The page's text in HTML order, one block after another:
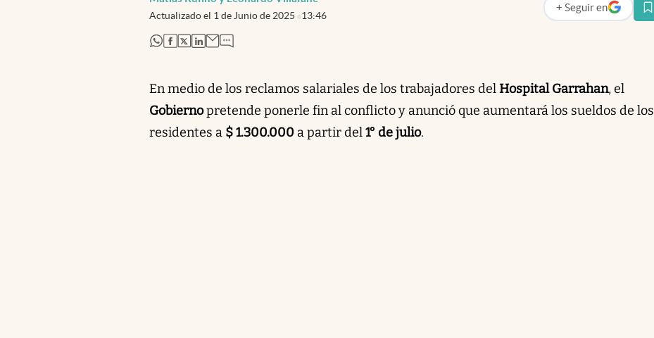
Actualizado el 1 de Junio de 2025 13:46
+ Seguir en
abre en nueva pestaña
abre en nueva pestaña
abre en nueva pestaña
abre en nueva pestaña
abre en nueva pestaña
En medio de los reclamos salariales de los trabajadores delHospital Garrahan, el
Gobiernopretende ponerle fin al conflicto y anunció que aumentará los sueldos de los
residentes a $ 1.300.000 a partir del1° de julio.